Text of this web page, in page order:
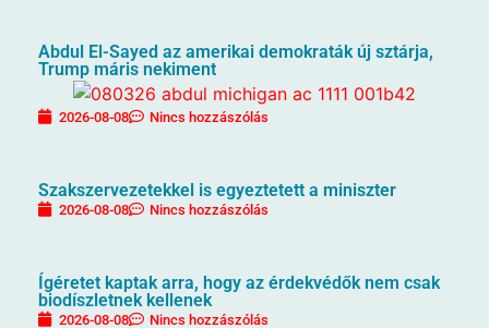
Abdul El-Sayed az amerikai demokraták új sztárja,
Trump máris nekiment
2026-08-08 Nincs hozzászólás
Szakszervezetekkel is egyeztetett a miniszter
2026-08-08 Nincs hozzászólás
Ígéretet kaptak arra, hogy az érdekvédők nem csak
biodíszletnek kellenek
2026-08-08 Nincs hozzászólás